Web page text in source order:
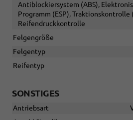
Antiblockiersystem (ABS),
Programm (ESP), Traktionskontrolle
Reifendruckkontrolle
Felgengröße
Felgentyp
Reifentyp
SONSTIGES
Antriebsart